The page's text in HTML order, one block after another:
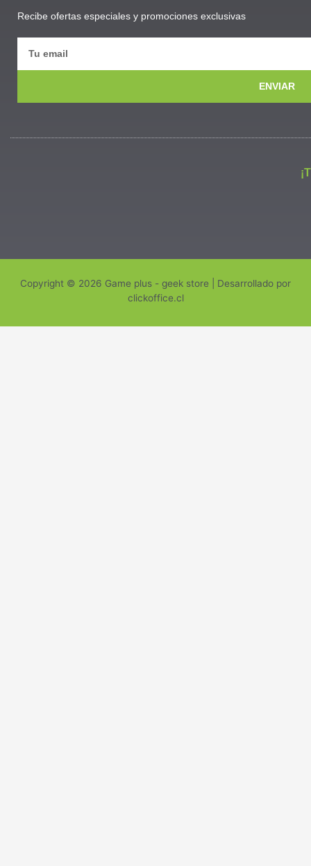
Recibe ofertas especiales y promociones exclusivas
ENVIAR
Copyright © 2026 Game plus - geek store | Desarrollado por
clickoffice.cl